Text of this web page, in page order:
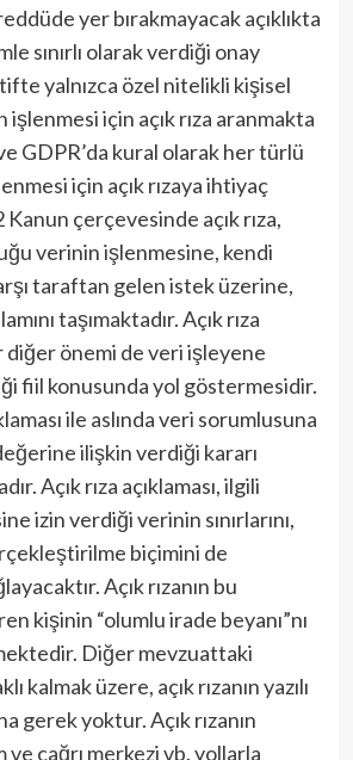
yer bırakmayacak açıklıkta
sınırlı olarak verdiği onay
yalnızca özel nitelikli kişisel
işlenmesi için açık rıza aranmakta
GDPR’da kural olarak her türlü
için açık rızaya ihtiyaç
Kanun çerçevesinde açık rıza,
verinin işlenmesine, kendi
taraftan gelen istek üzerine,
taşımaktadır. Açık rıza
diğer önemi de veri işleyene
fiil konusunda yol göstermesidir.
ile aslında veri sorumlusuna
ilişkin verdiği kararı
Açık rıza açıklaması, ilgili
izin verdiği verinin sınırlarını,
biçimini de
Açık rızanın bu
kişinin “olumlu irade beyanı”nı
Diğer mevzuattaki
kalmak üzere, açık rızanın yazılı
gerek yoktur. Açık rızanın
çağrı merkezi vb. yollarla